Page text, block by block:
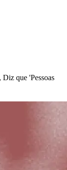
que 'Pessoas